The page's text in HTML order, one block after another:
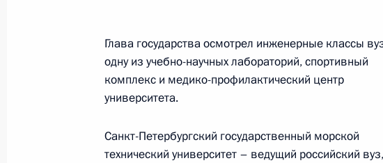
Встреча с главным раввином России Берлом
и президентом Федерации еврейских общин
Александром Бородой
Глава государства осмотрел инженерные классы
одну из учебно-научных лабораторий, спортивный
комплекс и медико-профилактический центр
университета.
Санкт-Петербургский государственный морской
технический университет – ведущий российский вуз,